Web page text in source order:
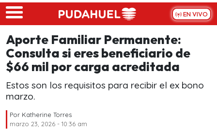
Skip to main content
EN VIVO
Aporte Familiar Permanente:
Consulta si eres beneficiario de
$66 mil por carga acreditada
Estos son los requisitos para recibir el ex bono
marzo.
Por Katherine Torres
marzo 23, 2026 - 10:36 am